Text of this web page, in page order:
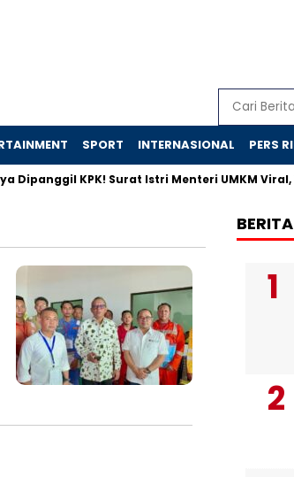
SPORT INTERNASIONAL PERS
KPK! Surat Istri Menteri UMKM Viral,